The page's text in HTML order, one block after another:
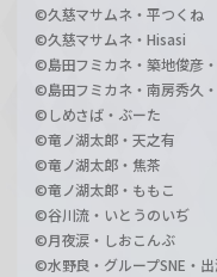
©久慈マサムネ・平つくね
©久慈マサムネ・Hisasi
©島田フミカネ・築地俊彦
©島田フミカネ・南房秀久
©しめさば・ぶーた
©竜ノ湖太郎・天之有
©竜ノ湖太郎・焦茶
©竜ノ湖太郎・ももこ
©谷川流・いとうのいぢ
©月夜涙・しおこんぶ
©水野良・グループSNE・